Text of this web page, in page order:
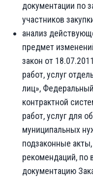
документации по
участников
анализ
предмет
закон от
работ, услуг
лиц»,
контрактной
работ, услуг для
муниципальных
подзаконные
рекомендаций, по
документацию